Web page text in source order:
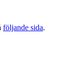
följande sida.